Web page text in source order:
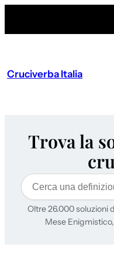
Cruciverba Italia
Trova la
Cerca
Oltre 26.000 soluzioni
Mese